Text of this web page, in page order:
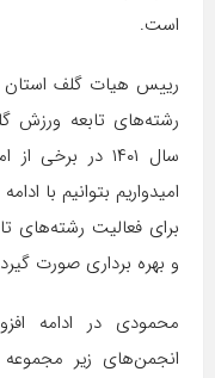
است.
رییس هیات گلف استان
رشته‌های تابعه ورزش
سال ۱۴۰۱ در
امیدواریم بتوانیم با
برای فعالیت رشته‌های
و بهره برداری صورت
محمودی در ادامه